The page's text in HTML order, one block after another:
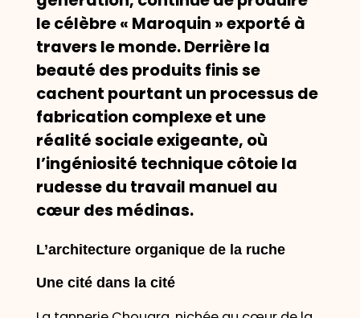
le célèbre « Maroquin » exporté à
travers le monde. Derrière la
beauté des produits finis se
cachent pourtant un processus de
fabrication complexe et une
réalité sociale exigeante, où
l’ingéniosité technique côtoie la
rudesse du travail manuel au
cœur des médinas.
L’architecture organique de la ruche
Une cité dans la cité